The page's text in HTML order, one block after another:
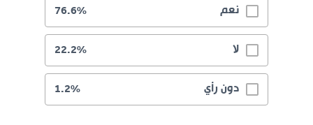
نعم 76.6%
لا 22.2%
دون رأي 1.2%